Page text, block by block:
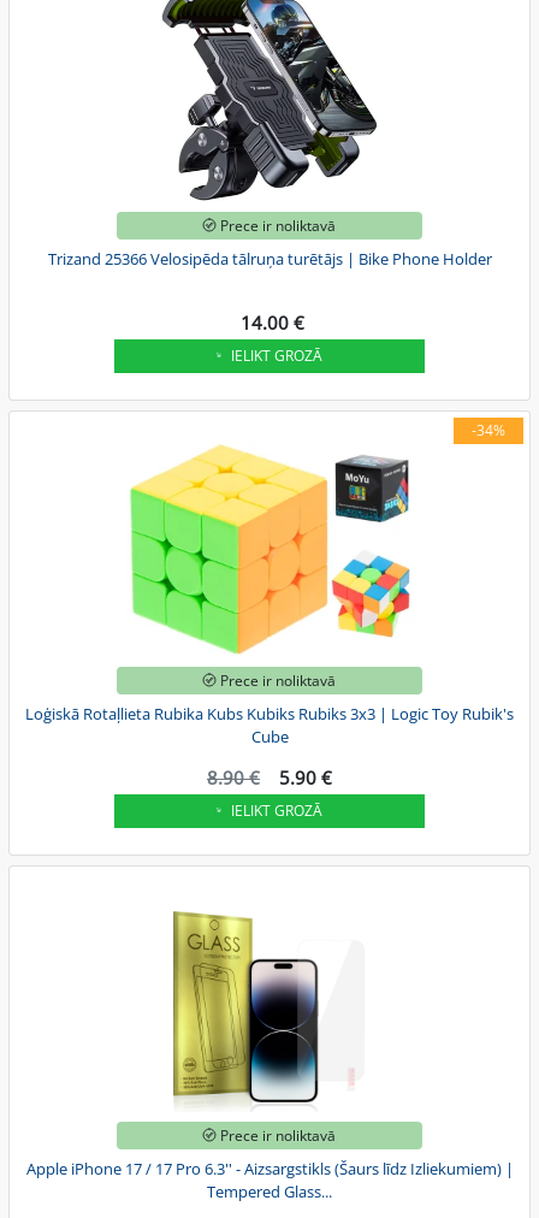
Prece ir noliktavā
Trizand 25366 Velosipēda tālruņa turētājs | Bike Phone Holder
14.00 €
IELIKT GROZĀ
-34%
Prece ir noliktavā
Loģiskā Rotaļlieta Rubika Kubs Kubiks Rubiks 3x3 | Logic Toy Rubik's
Cube
8.90 € 5.90 €
IELIKT GROZĀ
Prece ir noliktavā
Apple iPhone 17 / 17 Pro 6.3'' - Aizsargstikls (Šaurs līdz Izliekumiem) |
Tempered Glass...